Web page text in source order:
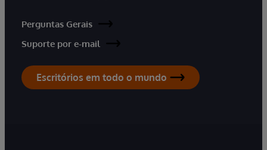
Perguntas Gerais
Suporte por e-mail
Escritórios em todo o mundo